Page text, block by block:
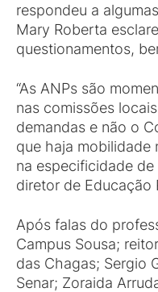
respondeu a
Mary Roberta
questionamentos,
“As ANPs são
nas comissões
demandas e não o
que haja mobilidade
na especificidade de
diretor de Educação
Após falas do
Campus Sousa;
das Chagas; Sergio
Senar; Zoraida